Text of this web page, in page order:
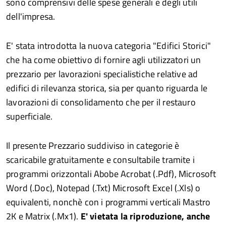
dell'impresa.
E' stata introdotta la nuova categoria "Edifici Storici"
che ha come obiettivo di fornire agli utilizzatori un
prezzario per lavorazioni specialistiche relative ad
edifici di rilevanza storica, sia per quanto riguarda le
lavorazioni di consolidamento che per il restauro
superficiale.
Il presente Prezzario suddiviso in categorie è
scaricabile gratuitamente e consultabile tramite i
programmi orizzontali Abobe Acrobat (.Pdf), Microsoft
Word (.Doc), Notepad (.Txt) Microsoft Excel (.Xls) o
equivalenti, nonchè con i programmi verticali Mastro
2K e Matrix (.Mx1). E' vietata la riproduzione, anche